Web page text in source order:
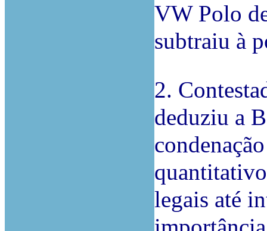
VW Polo
subtraiu à
2.
deduziu a
legais até